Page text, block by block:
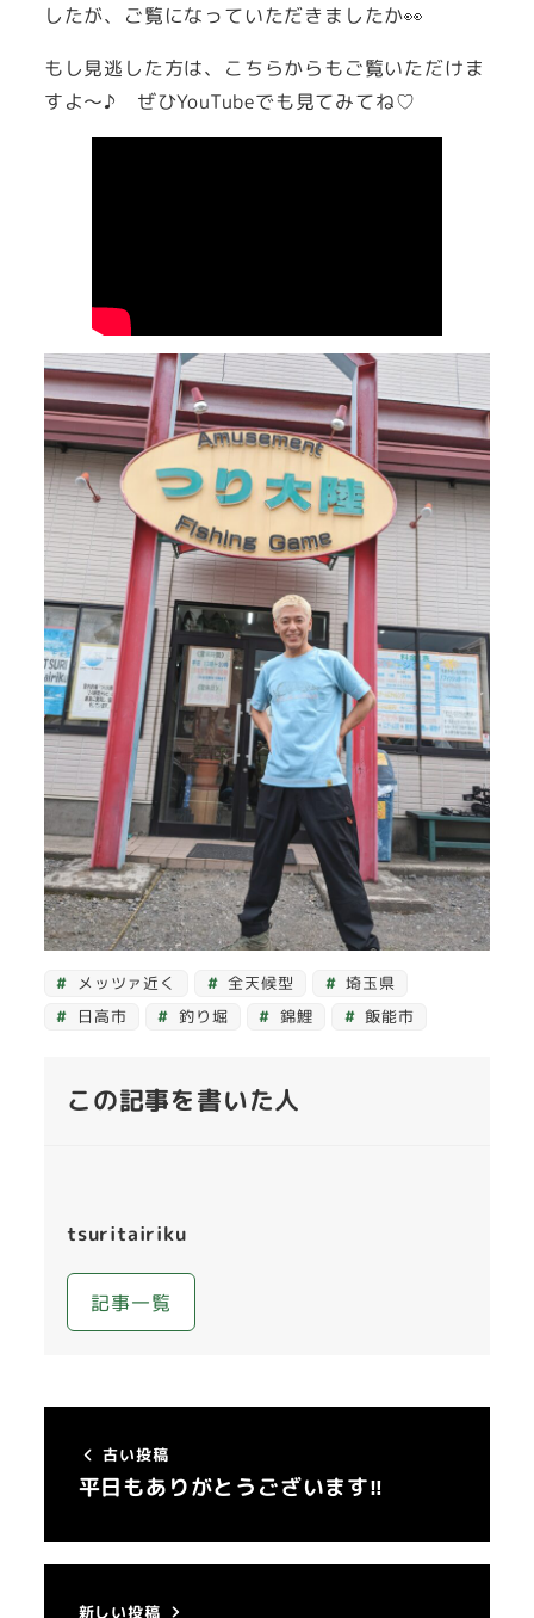
したが、ご覧になっていただきましたか👀
もし見逃した方は、こちらからもご覧いただけま
すよ～♪ ぜひYouTubeでも見てみてね♡
メッツァ近く 全天候型
埼玉県
日高市
釣り堀 錦鯉 飯能市
この記事を書いた人
tsuritairiku
記事一覧
古い投稿
平日もありがとうございます‼
新しい投稿